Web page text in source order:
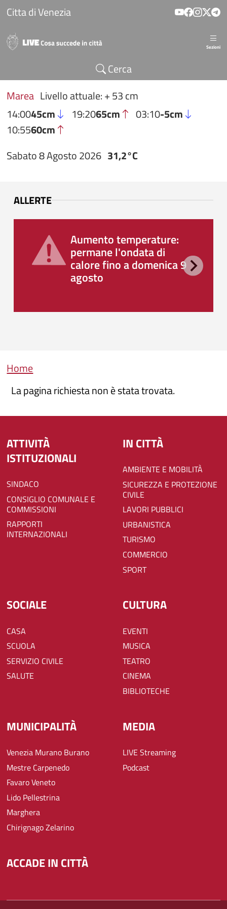
Salta al contenuto principale
Citta di Venezia
Sezioni
Cerca
Marea Livello attuale: + 53 cm
14:0045cm 19:2065cm 03:10-5cm
10:5560cm
Sabato 8 Agosto 2026 31,2°C
ALLERTE
Aumento temperature:
permane l'ondata di
calore fino a domenica 9
agosto
Briciole di pane
Home
La pagina richiesta non è stata trovata.
ATTIVITÀ
ISTITUZIONALI
SINDACO
CONSIGLIO COMUNALE E
COMMISSIONI
RAPPORTI
INTERNAZIONALI
IN CITTÀ
AMBIENTE E MOBILITÀ
SICUREZZA E PROTEZIONE
CIVILE
LAVORI PUBBLICI
URBANISTICA
TURISMO
COMMERCIO
SPORT
SOCIALE
CASA
SCUOLA
SERVIZIO CIVILE
SALUTE
CULTURA
EVENTI
MUSICA
TEATRO
CINEMA
BIBLIOTECHE
MUNICIPALITÀ
Venezia Murano Burano
Mestre Carpenedo
Favaro Veneto
Lido Pellestrina
Marghera
Chirignago Zelarino
MEDIA
LIVE Streaming
Podcast
ACCADE IN CITTÀ